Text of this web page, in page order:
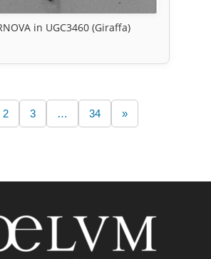
in UGC3460 (Giraffa)
2 3 … 34 »